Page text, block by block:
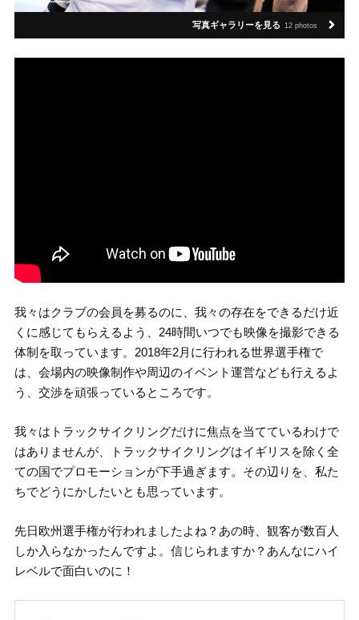
写真ギャラリーを見る 12 photos
我々はクラブの会員を募るのに、我々の存在をできるだけ近
くに感じてもらえるよう、24時間いつでも映像を撮影できる
体制を取っています。2018年2月に行われる世界選手権で
は、会場内の映像制作や周辺のイベント運営なども行えるよ
う、交渉を頑張っているところです。
我々はトラックサイクリングだけに焦点を当てているわけで
はありませんが、トラックサイクリングはイギリスを除く全
ての国でプロモーションが下手過ぎます。その辺りを、私た
ちでどうにかしたいとも思っています。
先日欧州選手権が行われましたよね？あの時、観客が数百人
しか入らなかったんですよ。信じられますか？あんなにハイ
レベルで面白いのに！